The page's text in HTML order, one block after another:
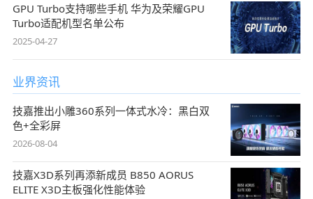
GPU Turbo支持哪些手机 华为及荣耀GPU
Turbo适配机型名单公布
2025-04-27
业界资讯
技嘉推出小雕360系列一体式水冷：黑白双
色+全彩屏
2026-08-04
技嘉X3D系列再添新成员 B850 AORUS
ELITE X3D主板强化性能体验